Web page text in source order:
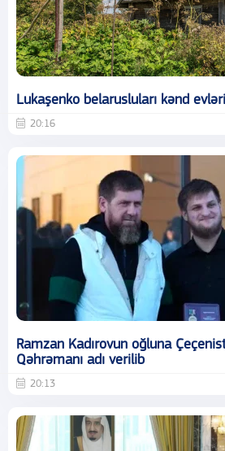
Lukaşenko belarusluları kənd
20:16
Ramzan Kadırovun oğluna
Qəhrəmanı adı verilib
20:13